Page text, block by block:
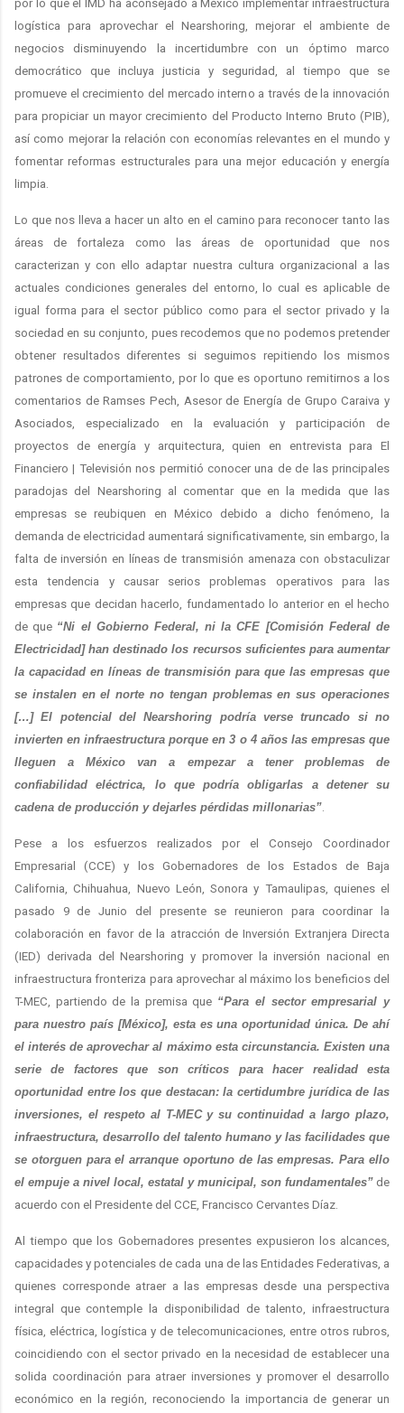
por lo que el IMD ha aconsejado a México implementar infraestructura
logística para aprovechar el Nearshoring, mejorar el ambiente de
negocios disminuyendo la incertidumbre con un óptimo marco
democrático que incluya justicia y seguridad, al tiempo que se
promueve el crecimiento del mercado interno a través de la innovación
para propiciar un mayor crecimiento del Producto Interno Bruto (PIB),
así como mejorar la relación con economías relevantes en el mundo y
fomentar reformas estructurales para una mejor educación y energía
limpia.
Lo que nos lleva a hacer un alto en el camino para reconocer tanto las
áreas de fortaleza como las áreas de oportunidad que nos
caracterizan y con ello adaptar nuestra cultura organizacional a las
actuales condiciones generales del entorno, lo cual es aplicable de
igual forma para el sector público como para el sector privado y la
sociedad en su conjunto, pues recodemos que no podemos pretender
obtener resultados diferentes si seguimos repitiendo los mismos
patrones de comportamiento, por lo que es oportuno remitirnos a los
comentarios de Ramses Pech, Asesor de Energía de Grupo Caraiva y
Asociados, especializado en la evaluación y participación de
proyectos de energía y arquitectura, quien en entrevista para El
Financiero | Televisión nos permitió conocer una de de las principales
paradojas del Nearshoring al comentar que en la medida que las
empresas se reubiquen en México debido a dicho fenómeno, la
demanda de electricidad aumentará significativamente, sin embargo, la
falta de inversión en líneas de transmisión amenaza con obstaculizar
esta tendencia y causar serios problemas operativos para las
empresas que decidan hacerlo, fundamentado lo anterior en el hecho
de que “Ni el Gobierno Federal, ni la CFE [Comisión Federal de
Electricidad] han destinado los recursos suficientes para aumentar
la capacidad en líneas de transmisión para que las empresas que
se instalen en el norte no tengan problemas en sus operaciones
[…] El potencial del Nearshoring podría verse truncado si no
invierten en infraestructura porque en 3 o 4 años las empresas que
lleguen a México van a empezar a tener problemas de
confiabilidad eléctrica, lo que podría obligarlas a detener su
cadena de producción y dejarles pérdidas millonarias”
Pese a los esfuerzos realizados por el Consejo Coordinador
Empresarial (CCE) y los Gobernadores de los Estados de Baja
California, Chihuahua, Nuevo León, Sonora y Tamaulipas, quienes el
pasado 9 de Junio del presente se reunieron para coordinar la
colaboración en favor de la atracción de Inversión Extranjera Directa
(IED) derivada del Nearshoring y promover la inversión nacional en
infraestructura fronteriza para aprovechar al máximo los beneficios del
T-MEC, partiendo de la premisa que “Para el sector empresarial y
para nuestro país [México], esta es una oportunidad única. De ahí
el interés de aprovechar al máximo esta circunstancia. Existen una
serie de factores que son críticos para hacer realidad esta
oportunidad entre los que destacan: la certidumbre jurídica de las
inversiones, el respeto al T-MEC y su continuidad a largo plazo,
infraestructura, desarrollo del talento humano y las facilidades que
se otorguen para el arranque oportuno de las empresas. Para ello
el empuje a nivel local, estatal y municipal, son fundamentales” de
acuerdo con el Presidente del CCE, Francisco Cervantes Díaz.
Al tiempo que los Gobernadores presentes expusieron los alcances,
capacidades y potenciales de cada una de las Entidades Federativas, a
quienes corresponde atraer a las empresas desde una perspectiva
integral que contemple la disponibilidad de talento, infraestructura
física, eléctrica, logística y de telecomunicaciones, entre otros rubros,
coincidiendo con el sector privado en la necesidad de establecer una
solida coordinación para atraer inversiones y promover el desarrollo
económico en la región, reconociendo la importancia de generar un